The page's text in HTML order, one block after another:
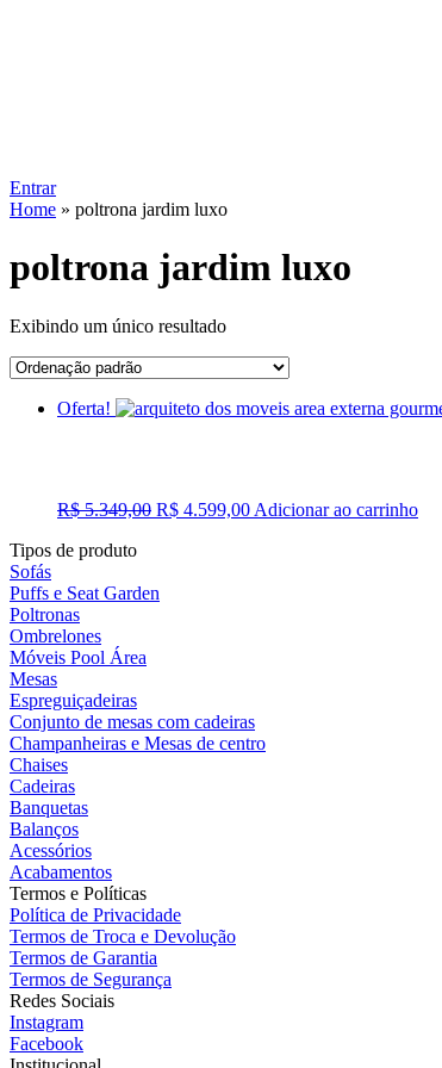
Entrar
Home » poltrona jardim luxo
poltrona jardim luxo
Exibindo um único resultado
Oferta!
R$5.349,00 O
R$ 5.349,00.
R$ 4.599,00OAdicionar ao carrinho
Tipos de produto
Sofás
Puffs e Seat Garden
Poltronas
Ombrelones
Móveis Pool Área
Mesas
Espreguiçadeiras
Conjunto de mesas com cadeiras
Champanheiras e Mesas de centro
Chaises
Cadeiras
Banquetas
Balanços
Acessórios
Acabamentos
Termos e Políticas
Política de Privacidade
Termos de Troca e Devolução
Termos de Garantia
Termos de Segurança
Redes Sociais
Instagram
Facebook